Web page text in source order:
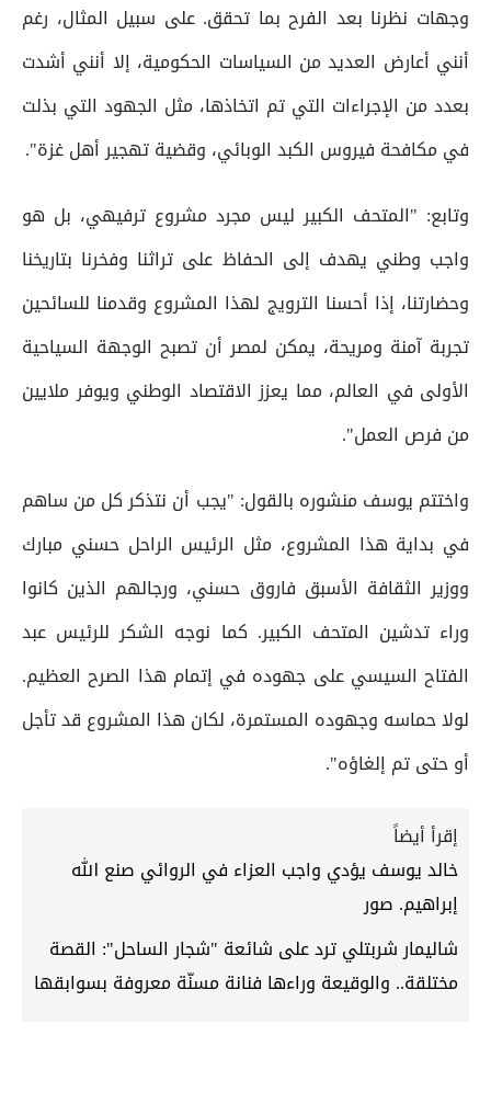
وجهات نظرنا بعد الفرح بما تحقق. على سبيل المثال، رغم
أنني أعارض العديد من السياسات الحكومية، إلا أنني أشدت
بعدد من الإجراءات التي تم اتخاذها، مثل الجهود التي بذلت
في مكافحة فيروس الكبد الوبائي، وقضية تهجير أهل غزة".
وتابع: "المتحف الكبير ليس مجرد مشروع ترفيهي، بل هو
واجب وطني يهدف إلى الحفاظ على تراثنا وفخرنا بتاريخنا
وحضارتنا، إذا أحسنا الترويج لهذا المشروع وقدمنا للسائحين
تجربة آمنة ومريحة، يمكن لمصر أن تصبح الوجهة السياحية
الأولى في العالم، مما يعزز الاقتصاد الوطني ويوفر ملايين
من فرص العمل".
واختتم يوسف منشوره بالقول: "يجب أن نتذكر كل من ساهم
في بداية هذا المشروع، مثل الرئيس الراحل حسني مبارك
ووزير الثقافة الأسبق فاروق حسني، ورجالهم الذين كانوا
وراء تدشين المتحف الكبير. كما نوجه الشكر للرئيس عبد
الفتاح السيسي على جهوده في إتمام هذا الصرح العظيم.
لولا حماسه وجهوده المستمرة، لكان هذا المشروع قد تأجل
أو حتى تم إلغاؤه".
إقرأ أيضاً
خالد يوسف يؤدي واجب العزاء في الروائي صنع الله
إبراهيم. صور
شاليمار شربتلي ترد على شائعة "شجار الساحل": القصة
مختلقة.. والوقيعة وراءها فنانة مسنّة معروفة بسوابقها